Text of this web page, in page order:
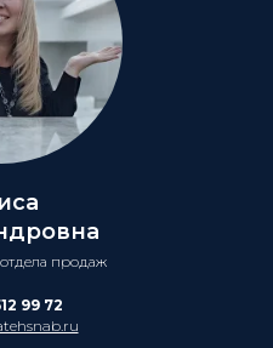
продаж
99 72